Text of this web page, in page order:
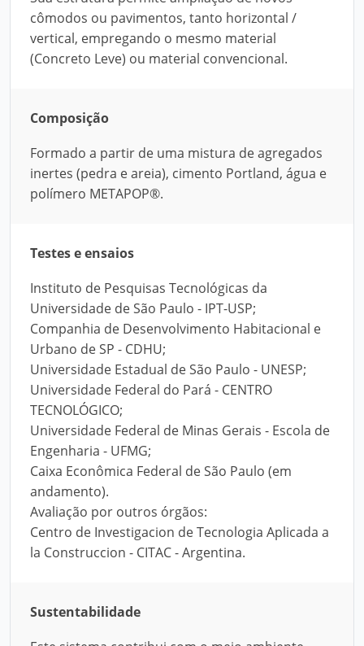
cômodos ou pavimentos, tanto horizontal /
vertical, empregando o mesmo material
(Concreto Leve) ou material convencional.
Composição
Formado a partir de uma mistura de agregados
inertes (pedra e areia), cimento Portland, água e
polímero METAPOP®.
Testes e ensaios
Instituto de Pesquisas Tecnológicas da
Universidade de São Paulo - IPT-USP;
Companhia de Desenvolvimento Habitacional e
Urbano de SP - CDHU;
Universidade Estadual de São Paulo - UNESP;
Universidade Federal do Pará - CENTRO
TECNOLÓGICO;
Universidade Federal de Minas Gerais - Escola de
Engenharia - UFMG;
Caixa Econômica Federal de São Paulo (em
andamento).
Avaliação por outros órgãos:
Centro de Investigacion de Tecnologia Aplicada a
la Construccion - CITAC - Argentina.
Sustentabilidade